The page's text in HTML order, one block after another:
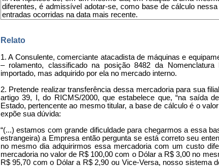
diferentes, é admissível adotar-se, como base de cálculo
entradas ocorridas na data mais recente.
Relato
1. A Consulente, comerciante atacadista de máquinas e
– rolamento, classificado na posição 8482 da
importado, mas adquirido por ela no mercado interno.
2. Pretende realizar transferência dessa mercadoria para sua
artigo 39, I, do RICMS/2000, que estabelece que, “na saída
Estado, pertencente ao mesmo titular, a base de cálculo é o
expõe sua dúvida:
“(...) estamos com grande dificuldade para chegarmos a essa
estrangeira) a Empresa então pergunta se está correto seu
no mesmo dia adquirirmos essa mercadoria com um custo
mercadoria no valor de R$ 100,00 com o Dólar a R$ 3,00 no
R$ 95,70 com o Dólar a R$ 2,90 ou Vice-Versa, nosso sistema